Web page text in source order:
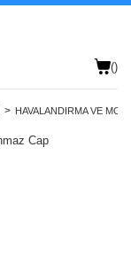
()
HAVALANDIRMA VE